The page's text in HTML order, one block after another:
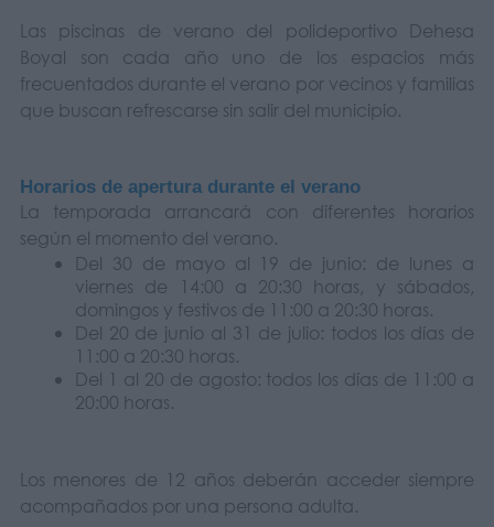
Las piscinas de verano del polideportivo Dehesa
Boyal son cada año uno de los espacios más
frecuentados durante el verano por vecinos y familias
que buscan refrescarse sin salir del municipio.
Horarios de apertura durante el verano
La temporada arrancará con diferentes horarios
según el momento del verano.
Del 30 de mayo al 19 de junio: de lunes a
viernes de 14:00 a 20:30 horas, y sábados,
domingos y festivos de 11:00 a 20:30 horas.
Del 20 de junio al 31 de julio: todos los días de
11:00 a 20:30 horas.
Del 1 al 20 de agosto: todos los días de 11:00 a
20:00 horas.
Los menores de 12 años deberán acceder siempre
acompañados por una persona adulta.